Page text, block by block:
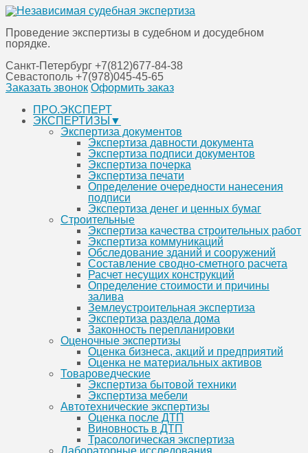
Проведение экспертизы в судебном и досудебном
порядке.
Санкт-Петербург +7(812)677-84-38
Севастополь +7(978)045-45-65
Заказать звонок Оформить заказ
Перейти
содержанию
ПРО.ЭКСПЕРТ
ЭКСПЕРТИЗЫ▼
Экспертиза документов
Экспертиза давности документа
Экспертиза подписи документов
Экспертиза почерка
Экспертиза печати
Определение очередности нанесения
подписи
Экспертиза денег и ценных бумаг
Строительные
Экспертиза качества строительных работ
Экспертиза коммуникаций
Обследование зданий и сооружений
Составление сводно-сметного расчета
Расчет несущих конструкций
Определение стоимости и причины
залива
Землеустроительная экспертиза
Экспертиза раздела дома
Законность перепланировки
Оценочные экспертизы
Оценка бизнеса, акций и предприятий
Оценка не материальных активов
Товароведческие
Экспертиза бытовой техники
Экспертиза мебели
Автотехнические экспертизы
Оценка после ДТП
Виновность в ДТП
Трасологическая экспертиза
Лабораторные исследования